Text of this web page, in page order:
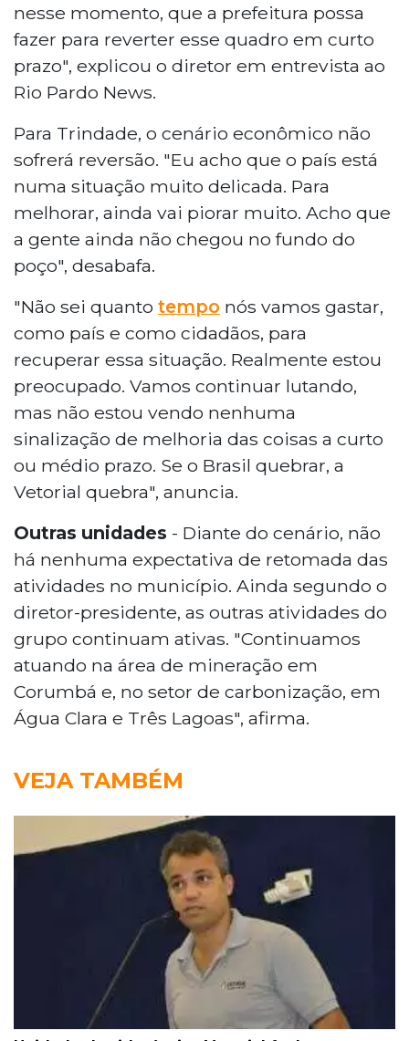
nesse momento, que a prefeitura possa
fazer para reverter esse quadro em curto
prazo", explicou o diretor em entrevista ao
Rio Pardo News.
Para Trindade, o cenário econômico não
sofrerá reversão. "Eu acho que o país está
numa situação muito delicada. Para
melhorar, ainda vai piorar muito. Acho que
a gente ainda não chegou no fundo do
poço", desabafa.
"Não sei quanto tempo nós vamos gastar,
como país e como cidadãos, para
recuperar essa situação. Realmente estou
preocupado. Vamos continuar lutando,
mas não estou vendo nenhuma
sinalização de melhoria das coisas a curto
ou médio prazo. Se o Brasil quebrar, a
Vetorial quebra", anuncia.
Outras unidades - Diante do cenário, não
há nenhuma expectativa de retomada das
atividades no município. Ainda segundo o
diretor-presidente, as outras atividades do
grupo continuam ativas. "Continuamos
atuando na área de mineração em
Corumbá e, no setor de carbonização, em
Água Clara e Três Lagoas", afirma.
VEJA TAMBÉM